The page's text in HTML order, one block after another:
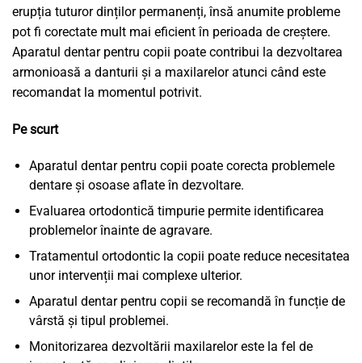
erupția tuturor dinților permanenți, însă anumite probleme
pot fi corectate mult mai eficient în perioada de creștere.
Aparatul dentar pentru copii poate contribui la dezvoltarea
armonioasă a danturii și a maxilarelor atunci când este
recomandat la momentul potrivit.
Pe scurt
Aparatul dentar pentru copii poate corecta problemele
dentare și osoase aflate în dezvoltare.
Evaluarea ortodontică timpurie permite identificarea
problemelor înainte de agravare.
Tratamentul ortodontic la copii poate reduce necesitatea
unor intervenții mai complexe ulterior.
Aparatul dentar pentru copii se recomandă în funcție de
vârstă și tipul problemei.
Monitorizarea dezvoltării maxilarelor este la fel de